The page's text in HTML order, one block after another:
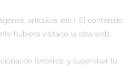
artículos, etc.). El contenido
hubiera visitado la otra web.
de terceros, y supervisar tu